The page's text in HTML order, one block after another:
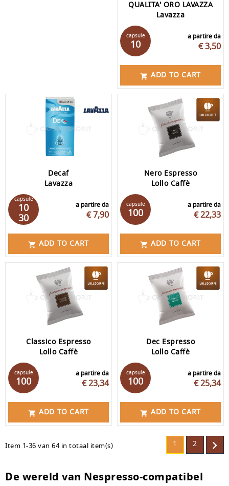
QUALITA' ORO LAVAZZA
Lavazza
a partire da
€ 3,50
capsule
10
 ADD TO CART
Decaf
Lavazza
a partire da
€ 7,90
capsule
10
30
 ADD TO CART
Nero Espresso
Lollo Caffè
a partire da
€ 22,33
capsule
100
 ADD TO CART
Classico Espresso
Lollo Caffè
a partire da
€ 23,34
capsule
100
 ADD TO CART
Dec Espresso
Lollo Caffè
a partire da
€ 25,34
capsule
100
 ADD TO CART
Item 1-36 van 64 in totaal item(s) 1 2 
De wereld van Nespresso-compatibel